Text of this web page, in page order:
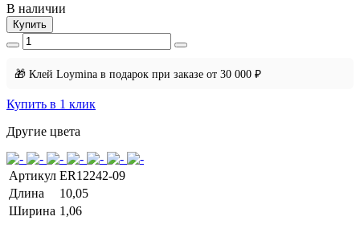
В наличии
Купить
🎁 Клей Loymina в подарок при заказе от 30 000 ₽
Купить в 1 клик
Другие цвета
Артикул ER12242-09
Длина
10,05
Ширина 1,06